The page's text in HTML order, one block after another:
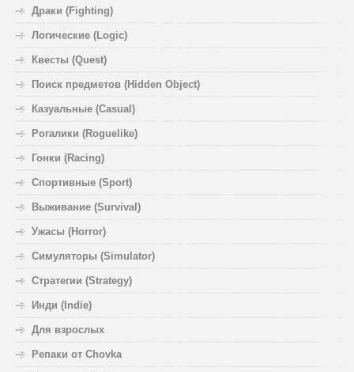
Драки (Fighting)
Логические (Logic)
Квесты (Quest)
Поиск предметов (Hidden Object)
Казуальные (Casual)
Рогалики (Roguelike)
Гонки (Racing)
Спортивные (Sport)
Выживание (Survival)
Ужасы (Horror)
Симуляторы (Simulator)
Стратегии (Strategy)
Инди (Indie)
Для взрослых
Репаки от Chovka